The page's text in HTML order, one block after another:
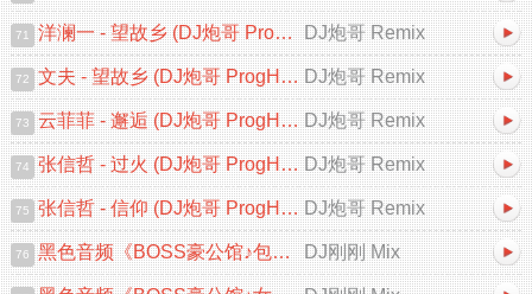
71 洋澜一 - 望故乡 (DJ炮哥 ProgHouse Remix 2025) DJ炮哥 Remix
72 文夫 - 望故乡 (DJ炮哥 ProgHouse Remix 2025) DJ炮哥 Remix
73 云菲菲 - 邂逅 (DJ炮哥 ProgHouse Remix 2025) DJ炮哥 Remix
74 张信哲 - 过火 (DJ炮哥 ProgHouse Remix 2025) DJ炮哥 Remix
75 张信哲 - 信仰 (DJ炮哥 ProgHouse Remix 2025) DJ炮哥 Remix
76 黑色音频《BOSS豪公馆♪包房专用♪英文跳舞大碟V2》DJ刚刚 Mix DJ刚刚 Mix